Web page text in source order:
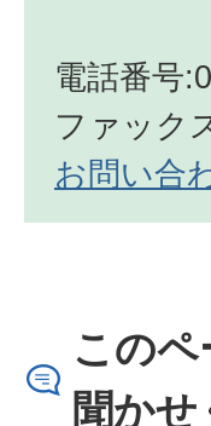
電話番号
ファック
お問い合
この
聞かせ